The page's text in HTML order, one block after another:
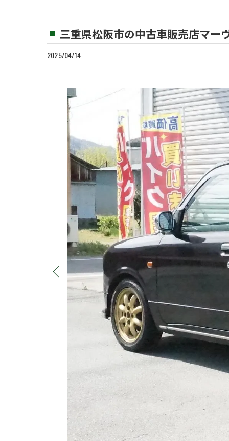
三重県松阪市の中古車販売店マー
2025/04/14